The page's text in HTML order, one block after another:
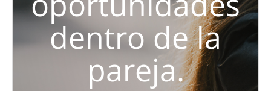
dentro de la
pareja.